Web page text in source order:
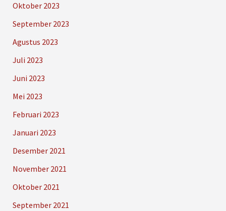
Oktober 2023
September 2023
Agustus 2023
Juli 2023
Juni 2023
Mei 2023
Februari 2023
Januari 2023
Desember 2021
November 2021
Oktober 2021
September 2021